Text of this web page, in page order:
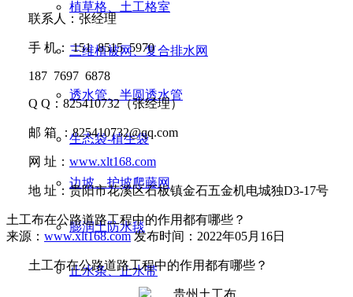
植草格、土工格室
三维植被网、复合排水网
透水管、半圆透水管
生态袋-植生袋
边坡、护坡爬藤网
膨润土防水毯
止水条、止水带
联系人：张经理
手 机：151 8515 5970
187 7697 6878
Q Q ： 825410732（张经理）
邮 箱 ：825410732@qq.com
网 址： www.xlt168.com
地 址：贵阳市花溪区石板镇金石五金机电城独D3-17号
土工布在公路道路工程中的作用都有哪些？
来源： www.xlt168.com发布时间：2022年05月16日
土工布在公路道路工程中的作用都有哪些？